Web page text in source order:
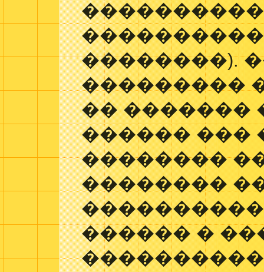
��������).
���������
�� �������
������ ���
��������
��������
������ �